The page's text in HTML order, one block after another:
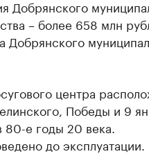
Добрянского
– более 658 млн
Добрянского
центра
Победы и 9
80-е годы 20 века.
до эксплуатации.